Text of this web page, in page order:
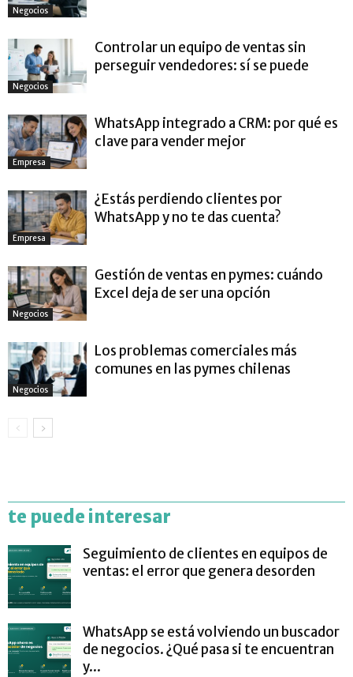
Negocios
Negocios
Controlar un equipo de ventas sin
perseguir vendedores: sí se puede
Empresa
WhatsApp integrado a CRM: por qué es
clave para vender mejor
Empresa
¿Estás perdiendo clientes por
WhatsApp y no te das cuenta?
Negocios
Gestión de ventas en pymes: cuándo
Excel deja de ser una opción
Negocios
Los problemas comerciales más
comunes en las pymes chilenas
te puede interesar
Seguimiento de clientes en equipos de
ventas: el error que genera desorden
WhatsApp se está volviendo un buscador
de negocios. ¿Qué pasa si te encuentran
y...